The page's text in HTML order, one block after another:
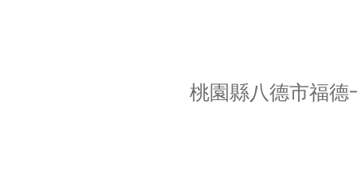
桃園縣八德市福德